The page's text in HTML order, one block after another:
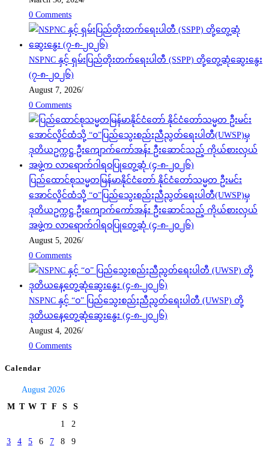
0 Comments
NSPNC နှင့် ရှမ်းပြည်တိုးတက်ရေးပါတီ (SSPP) တို့တွေ့ဆုံဆွေးနွေး
(၇-၈-၂၀၂၆)
August 7, 2026/
0 Comments
ပြည်ထောင်စုသမ္မတမြန်မာနိုင်ငံတော် နိုင်ငံတော်သမ္မတ ဦးမင်း
အောင်လှိုင်ထံသို့ “ဝ”ပြည်သွေးစည်းညီညွတ်ရေးပါတီ(UWSP)မှ
ဒုတိယဥက္ကဋ္ဌ ဦးကျောက်ကော်အန်း ဦးဆောင်သည့် ကိုယ်စားလှယ်
အဖွဲ့က လာရောက်ဂါရဝပြုတွေ့ဆုံ (၄-၈-၂၀၂၆)
August 5, 2026/
0 Comments
NSPNC နှင့် “ဝ” ပြည်သွေးစည်းညီညွတ်ရေးပါတီ (UWSP) တို့
ဒုတိယနေ့တွေ့ဆုံဆွေးနွေး (၄-၈-၂၀၂၆)
August 4, 2026/
0 Comments
Calendar
August 2026
M T W T F S
S
1
2
3
4 5 6 7 8
9